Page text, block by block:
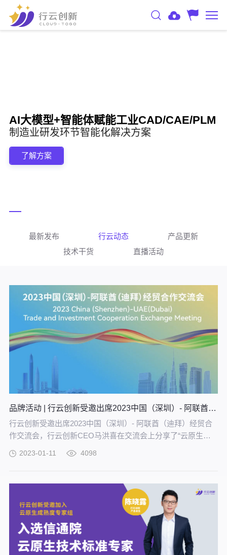
AI大模型+智能体赋能工业CAD/CAE/PLM
制造业研发环节智能化解决方案
了解方案
最新发布 行云动态
产品更新
技术干货
直播活动
品牌活动 | 行云创新受邀出席2023中国（深圳）- 阿联酋（迪拜）经贸合作交流会
行云创新受邀出席2023中国（深圳）- 阿联酋（迪拜）经贸合
作交流会，行云创新CEO马洪喜在交流会上分享了“云原生助
业创新、数字化转型两大关键内容展开分享，重点阐述以云原
2023-01-11 4098